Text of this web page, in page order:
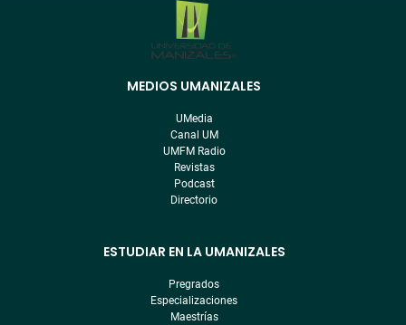
MEDIOS UMANIZALES
UMedia
Canal UM
UMFM Radio
Revistas
Podcast
Directorio
ESTUDIAR EN LA UMANIZALES
Pregrados
Especializaciones
Maestrías